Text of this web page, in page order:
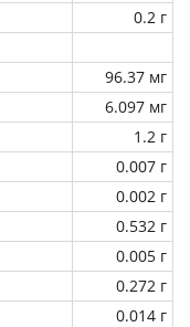
0.2 г
96.37 мг
6.097 мг
1.2 г
0.007 г
0.002 г
0.532 г
0.005 г
0.272 г
0.014 г